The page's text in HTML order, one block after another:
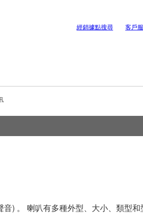
經銷據點搜尋 客戶
) 。 喇叭有多種外型、大小、類型和